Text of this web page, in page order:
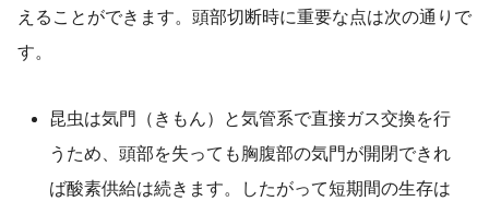
えることができます。頭部切断時に重要な点は次の通りで
す。
昆虫は気門（きもん）と気管系で直接ガス交換を行
うため、頭部を失っても胸腹部の気門が開閉できれ
ば酸素供給は続きます。したがって短期間の生存は